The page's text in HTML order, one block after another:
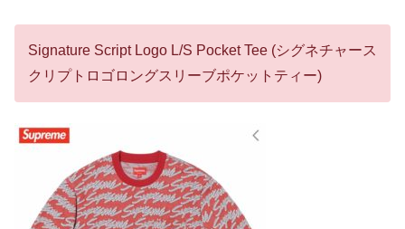
Signature Script Logo L/S Pocket Tee (シグネチャース
クリプトロゴロングスリーブポケットティー)